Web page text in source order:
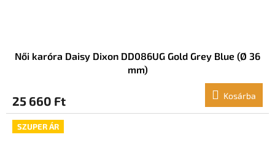
Női karóra Daisy Dixon DD086UG Gold Grey Blue (Ø 36
mm)
25 660 Ft Kosárba
SZUPER ÁR